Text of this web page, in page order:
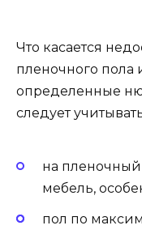
Что касается
пленочного пола
определенные
следует
на пленочный
мебель,
пол по